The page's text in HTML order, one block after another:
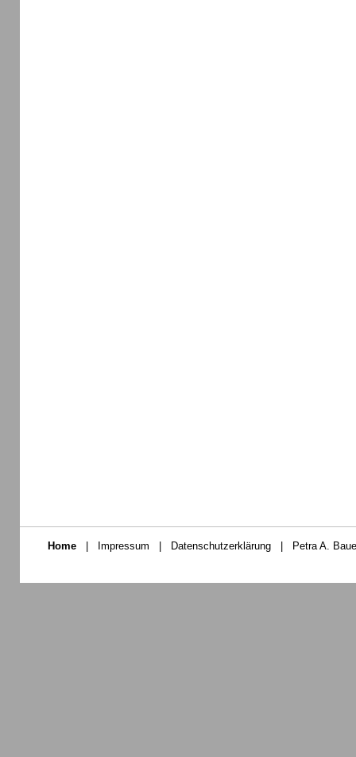
Home | Impressum | Datenschutzerklärung | Petra A.